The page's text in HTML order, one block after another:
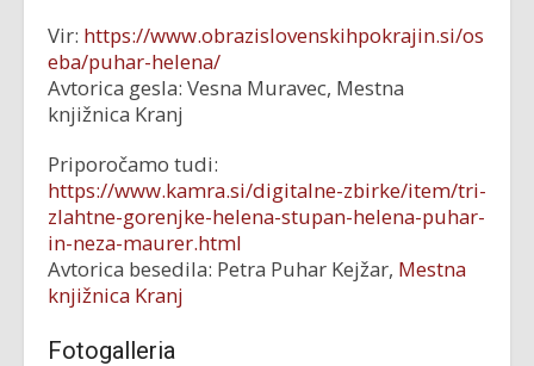
Vir: https://www.obrazislovenskihpokrajin.si/os
eba/puhar-helena/
Avtorica gesla: Vesna Muravec, Mestna
knjižnica Kranj
Priporočamo tudi:
https://www.kamra.si/digitalne-zbirke/item/tri-
zlahtne-gorenjke-helena-stupan-helena-puhar-
in-neza-maurer.html
Avtorica besedila: Petra Puhar Kejžar, Mestna
knjižnica Kranj
Fotogalleria